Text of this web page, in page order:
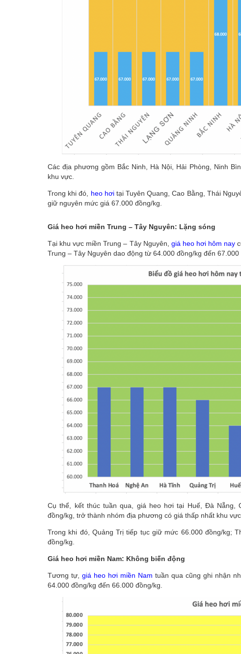
Các địa phương gồm Bắc Ninh, Hà Nội, Hải Phòng, Ninh
khu vực.
Trong khi đó, heo hơitại Tuyên Quang, Cao Bằng, Thái
giữ nguyên mức giá 67.000 đồng/kg.
Giá heo hơi miền Trung – Tây Nguyên: Lặng sóng
Tại khu vực miền Trung – Tây Nguyên, giá heo hơi hôm nay
Trung – Tây Nguyên dao động từ 64.000 đồng/kg đến 67.000
Cụ thể, kết thúc tuần qua, giá heo hơi tại Huế, Đà Nẵng,
đồng/kg, trở thành nhóm địa phương có giá thấp nhất khu
Trong khi đó, Quảng Trị tiếp tục giữ mức 66.000 đồng/kg;
đồng/kg.
Giá heo hơi miền Nam: Không biến động
Tương tự,giá heo hơi miền Nam tuần qua cũng ghi nhận
64.000 đồng/kg đến 66.000 đồng/kg.